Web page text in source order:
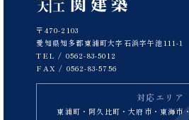
〒470-2103
愛知県知多郡東浦町大字石浜字午池111-1
TEL / 0562-83-5012
FAX / 0562-83-5756
対応エリア
東浦町・阿久比町・大府市・東海市